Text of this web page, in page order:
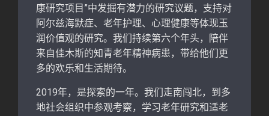
康研究项目”中发掘有潜力的研究议题，支持对
阿尔兹海默症、老年护理、心理健康等体现玉
润价值观的研究。我们持续第六个年头，陪伴
来自佳木斯的知青老年精神病患，带给他们更
多的欢乐和生活期待。
2019年，是探索的一年。我们走南闯北，到多
地社会组织中参观考察，学习老年研究和适老